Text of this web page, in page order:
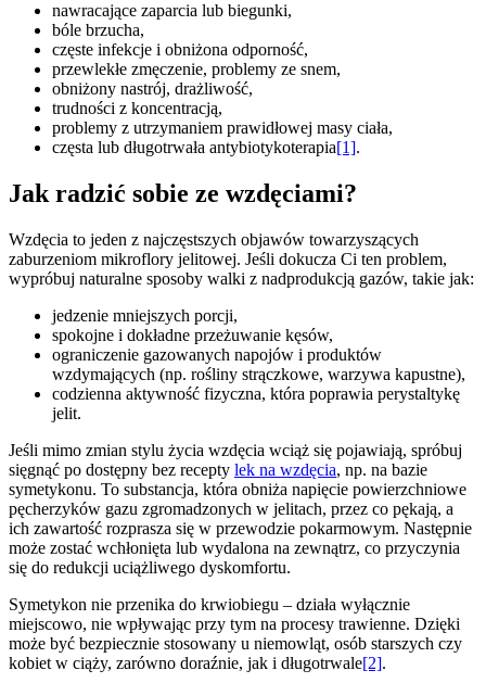
nawracające zaparcia lub biegunki,
bóle brzucha,
częste infekcje i obniżona odporność,
przewlekłe zmęczenie, problemy ze snem,
obniżony nastrój, drażliwość,
trudności z koncentracją,
problemy z utrzymaniem prawidłowej masy ciała,
częsta lub długotrwała antybiotykoterapia[1].
Jak radzić sobie ze wzdęciami?
Wzdęcia to jeden z najczęstszych objawów towarzyszących
zaburzeniom mikroflory jelitowej. Jeśli dokucza Ci ten problem,
wypróbuj naturalne sposoby walki z nadprodukcją gazów, takie jak:
jedzenie mniejszych porcji,
spokojne i dokładne przeżuwanie kęsów,
ograniczenie gazowanych napojów i produktów
wzdymających (np. rośliny strączkowe, warzywa kapustne),
codzienna aktywność fizyczna, która poprawia perystaltykę
jelit.
Jeśli mimo zmian stylu życia wzdęcia wciąż się pojawiają, spróbuj
sięgnąć po dostępny bez recepty lek na wzdęcia, np. na bazie
symetykonu. To substancja, która obniża napięcie powierzchniowe
pęcherzyków gazu zgromadzonych w jelitach, przez co pękają, a
ich zawartość rozprasza się w przewodzie pokarmowym. Następnie
może zostać wchłonięta lub wydalona na zewnątrz, co przyczynia
się do redukcji uciążliwego dyskomfortu.
Symetykon nie przenika do krwiobiegu – działa wyłącznie
miejscowo, nie wpływając przy tym na procesy trawienne. Dzięki
może być bezpiecznie stosowany u niemowląt, osób starszych czy
kobiet w ciąży, zarówno doraźnie, jak i długotrwale[2].